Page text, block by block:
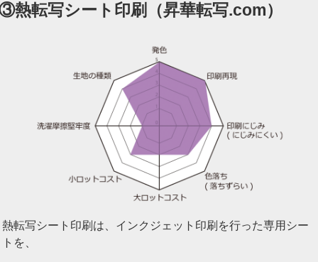
熱転写シート印刷（昇華転写.com）
熱転写シート印刷は、インクジェット印刷を行った専用シー
トを、